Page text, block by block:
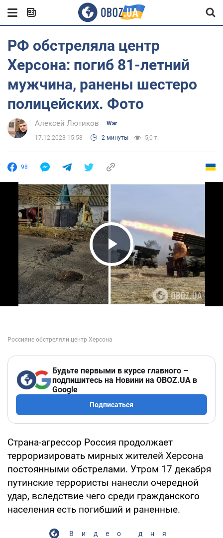
РФ обстреляла центр
Херсона: погиб 81-летний
мужчина, ранены шестеро
полицейских. Фото
Алексей Лютиков War
17.12.2023 15:58 2 минуты 5,0 т.
98
Play Video
Будьте первыми в курсе главного –
подпишитесь на Новини на OBOZ.UA в
Google
Подписаться
Страна-агрессор Россия продолжает
терроризировать мирных жителей Херсона
постоянными обстрелами. Утром 17 декабря
путинские террористы нанесли очередной
удар, вследствие чего среди гражданского
населения есть погибший и раненные.
Видео дня